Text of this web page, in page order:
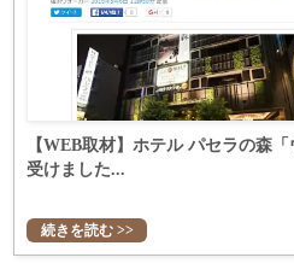
【WEB取材】ホテル パセラの森
受けました...
続きを読む >>